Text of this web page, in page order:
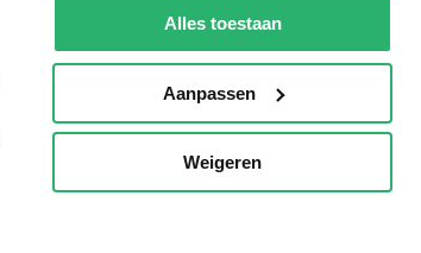
Alles toestaan
Aanpassen
Weigeren
Boekenweek
Wet op de Vaste Boekenprijs